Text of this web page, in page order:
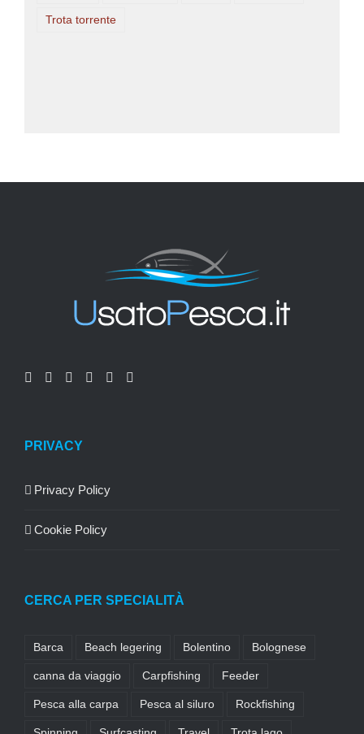
Trota torrente
PRIVACY
Privacy Policy
Cookie Policy
CERCA PER SPECIALITÀ
Barca Beach legering Bolentino Bolognese
canna da viaggio Carpfishing Feeder
Pesca alla carpa Pesca al siluro Rockfishing